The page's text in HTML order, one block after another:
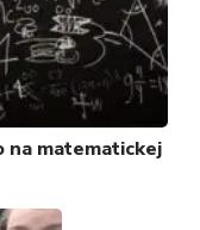
na matematickej